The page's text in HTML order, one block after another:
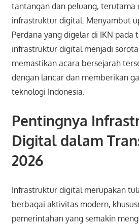
tantangan dan peluang, terutama
infrastruktur digital. Menyambut
Perdana yang digelar di IKN pada
infrastruktur digital menjadi
memastikan acara bersejarah
dengan lancar dan memberikan
teknologi Indonesia.
Pentingnya
Digital dalam
2026
Infrastruktur digital merupakan
berbagai aktivitas modern,
pemerintahan yang semakin